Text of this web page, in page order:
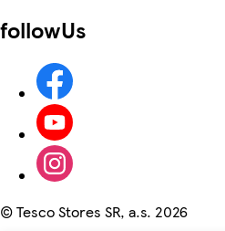
followUs
©Tesco Stores SR, a.s. 2026